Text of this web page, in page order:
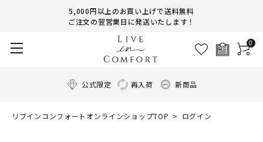
5,000円以上のお買い上げで送料無料
ご注文の翌営業日に発送いたします！
0
公式限定 再入荷 新商品
リブインコンフォートオンラインショップTOP ログイン